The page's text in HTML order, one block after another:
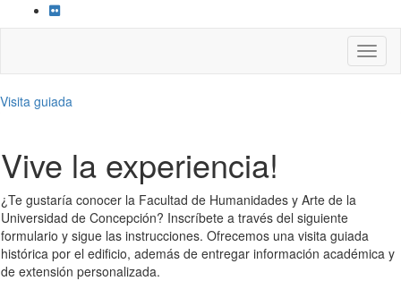
Visita guiada
Vive la experiencia!
¿Te gustaría conocer la Facultad de Humanidades y Arte de la
Universidad de Concepción? Inscríbete a través del siguiente
formulario y sigue las instrucciones. Ofrecemos una visita guiada
histórica por el edificio, además de entregar información académica y
de extensión personalizada.